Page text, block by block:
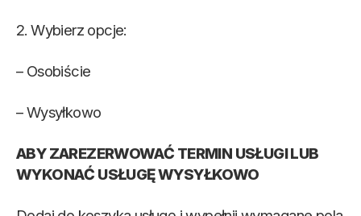
2. Wybierz opcje:
– Osobiście
– Wysyłkowo
ABY ZAREZERWOWAĆ TERMIN USŁUGI LUB
WYKONAĆ USŁUGĘ WYSYŁKOWO